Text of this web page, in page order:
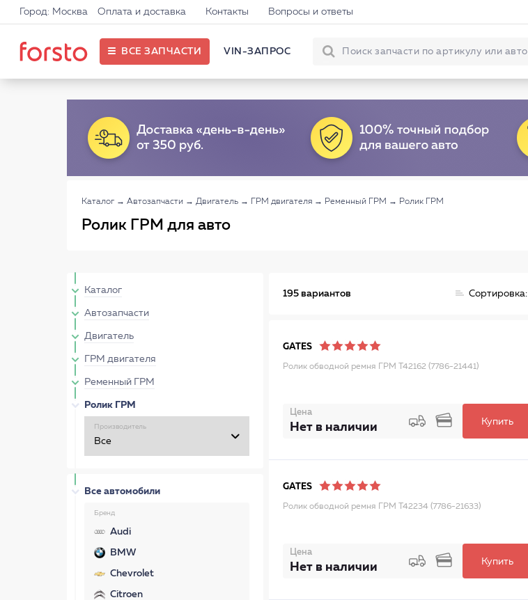
Город: Москва Оплата и доставка Контакты Вопросы и ответы
ВСЕ ЗАПЧАСТИ VIN-ЗАПРОС
Каталог → Автозапчасти → Двигатель → ГРМ двигателя → Ременный ГРМ → Ролик ГРМ
Ролик ГРМ для авто
Каталог
Автозапчасти
Двигатель
ГРМ двигателя
Ременный ГРМ
Ролик ГРМ
Производитель
Все автомобили
Бренд
Audi
BMW
Chevrolet
Citroen
195 вариантов Сортировка:
GATES
Ролик обводной ремня ГРМ T42162 (7786-21441)
Цена
Нет в наличии Купить
GATES
Ролик обводной ремня ГРМ T42234 (7786-21633)
Цена
Нет в наличии Купить